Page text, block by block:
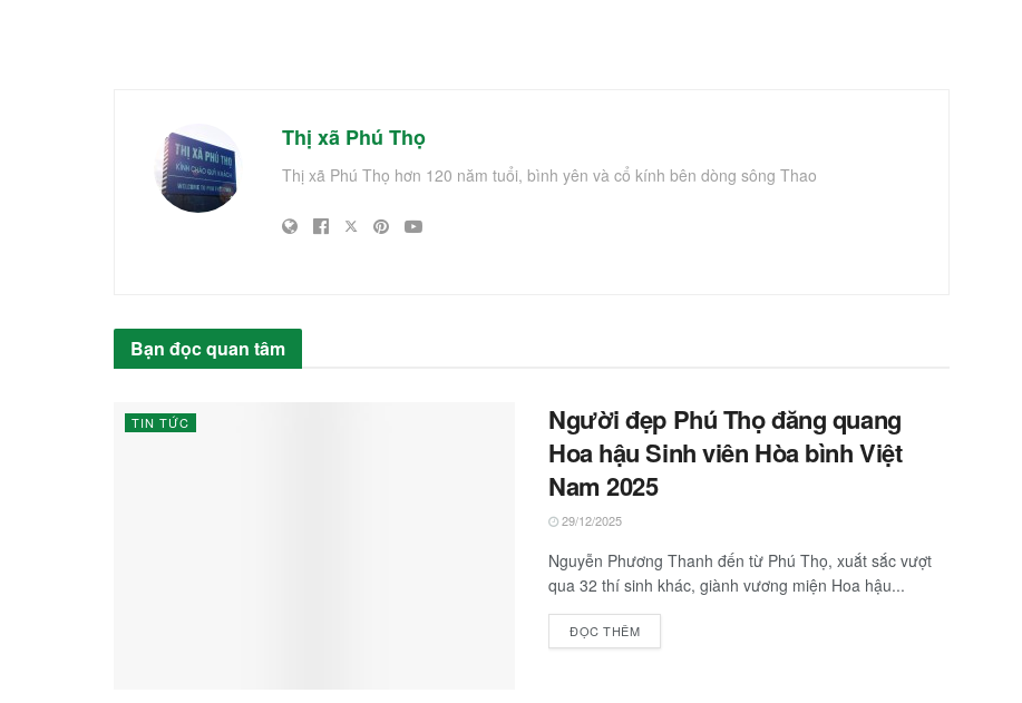
Thị xã Phú Thọ
Thị xã Phú Thọ hơn 120 năm tuổi, bình yên và cổ kính bên dòng sông Thao
Bạn đọc quan tâm
TIN TỨC
Người đẹp Phú Thọ đăng quang
Hoa hậu Sinh viên Hòa bình Việt
Nam 2025
29/12/2025
Nguyễn Phương Thanh đến từ Phú Thọ, xuắt sắc vượt
qua 32 thí sinh khác, giành vương miện Hoa hậu...
ĐỌC THÊM